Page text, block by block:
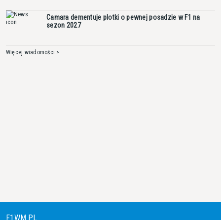
Camara dementuje plotki o pewnej posadzie w F1 na
sezon 2027
Więcej wiadomości >
F1WM.PL